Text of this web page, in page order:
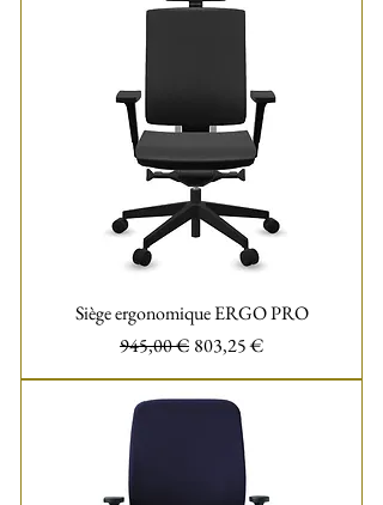
Siège ergonomique ERGO PRO
Prix original
945,00 € Prix promotionnel
803,25 €